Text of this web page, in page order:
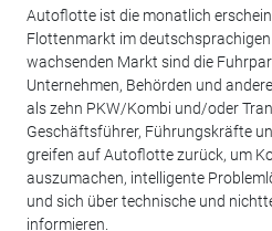
Autoflotte ist die monatlich
Flottenmarkt im
wachsenden Markt sind die
Unternehmen, Behörden und
als zehn PKW/Kombi und/oder
Geschäftsführer, Führungskräfte
greifen auf Autoflotte zurück, um
auszumachen, intelligente
und sich über technische und
informieren.